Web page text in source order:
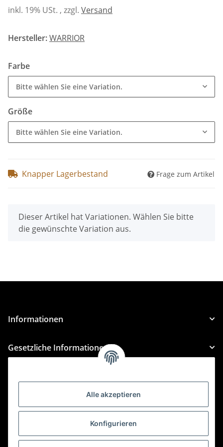
Alle akzeptieren
Konfigurieren
inkl. 19% USt. , zzgl. Versand
Hersteller:WARRIOR
Farbe
Bitte wählen Sie eine Variation.
Größe
Bitte wählen Sie eine Variation.
Knapper Lagerbestand Frage zum Artikel
x
Dieser Artikel hat Variationen. Wählen Sie bitte
die gewünschte Variation aus.
Informationen
Gesetzliche Informationen
Für Custom Anfragen und Custom Bestellungen auch
custom@htr-shop.com